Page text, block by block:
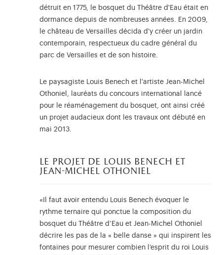
détruit en 1775, le bosquet du Théâtre d'Eau était en
dormance depuis de nombreuses années. En 2009,
le château de Versailles décida d'y créer un jardin
contemporain, respectueux du cadre général du
parc de Versailles et de son histoire.
Le paysagiste Louis Benech et l'artiste Jean-Michel
Othoniel, lauréats du concours international lancé
pour le réaménagement du bosquet, ont ainsi créé
un projet audacieux dont les travaux ont débuté en
mai 2013.
le projet de louis benech et
jean-michel othoniel
«Il faut avoir entendu Louis Benech évoquer le
rythme ternaire qui ponctue la composition du
bosquet du Théâtre d’Eau et Jean-Michel Othoniel
décrire les pas de la « belle danse » qui inspirent les
fontaines pour mesurer combien l’esprit du roi Louis